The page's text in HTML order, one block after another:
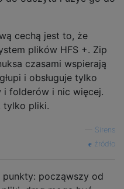
cechą jest to, że
plików HFS +. Zip
czasami wspierają
i obsługuje tylko
i folderów i nic więcej.
tylko pliki.
Sirens
źródło
począwszy od